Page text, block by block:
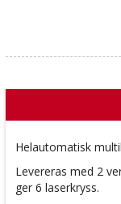
Helautomatisk
Levereras med 2
ger 6 laserkryss.